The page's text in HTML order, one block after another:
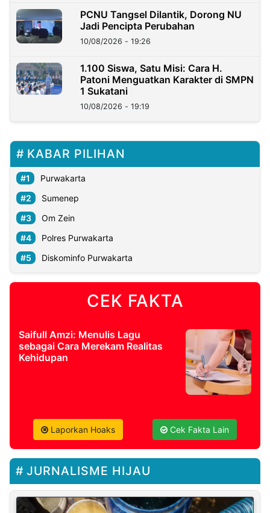
PCNU Tangsel Dilantik, Dorong NU
Jadi Pencipta Perubahan
10/08/2026 - 19:26
1.100 Siswa, Satu Misi: Cara H.
Patoni Menguatkan Karakter di SMPN
1 Sukatani
10/08/2026 - 19:19
KABAR PILIHAN
Purwakarta
Sumenep
Om Zein
Polres Purwakarta
Diskominfo Purwakarta
CEK FAKTA
Saifull Amzi: Menulis Lagu
sebagai Cara Merekam Realitas
Kehidupan
Laporkan Hoaks Cek Fakta Lain
JURNALISME HIJAU